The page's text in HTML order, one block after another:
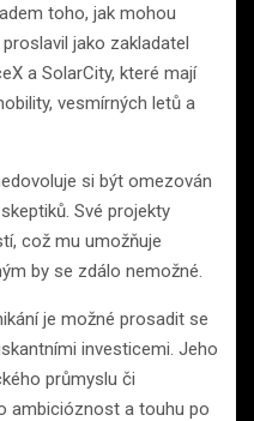
toho, jak mohou
jako zakladatel
a SolarCity, které mají
vesmírných letů a
si být omezován
Své projekty
což mu umožňuje
by se zdálo nemožné.
je možné prosadit se
investicemi. Jeho
průmyslu či
ambicióznost a touhu po